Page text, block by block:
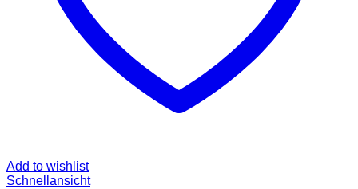
Add to wishlist
Schnellansicht